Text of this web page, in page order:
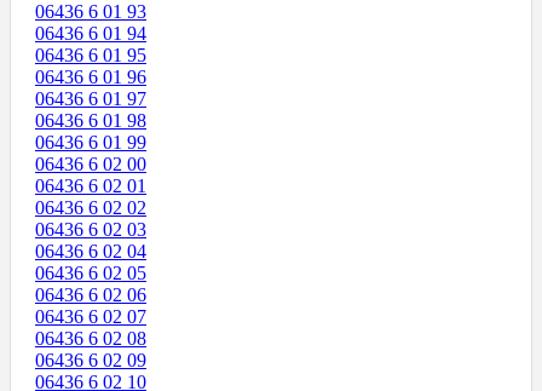
06436 6 01 93
06436 6 01 94
06436 6 01 95
06436 6 01 96
06436 6 01 97
06436 6 01 98
06436 6 01 99
06436 6 02 00
06436 6 02 01
06436 6 02 02
06436 6 02 03
06436 6 02 04
06436 6 02 05
06436 6 02 06
06436 6 02 07
06436 6 02 08
06436 6 02 09
06436 6 02 10